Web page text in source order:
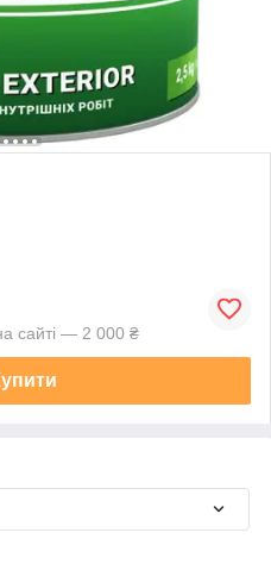
сайті — 2 000 ₴